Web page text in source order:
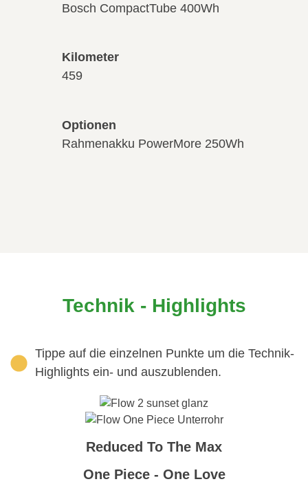
Bosch CompactTube 400Wh
Kilometer
459
Optionen
Rahmenakku PowerMore 250Wh
Technik - Highlights
Tippe auf die einzelnen Punkte um die Technik-
Highlights ein- und auszublenden.
Reduced To The Max
One Piece - One Love